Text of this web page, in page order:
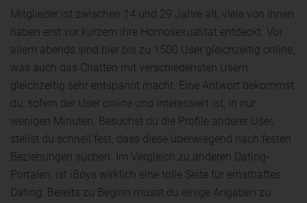
Mitglieder ist zwischen 14 und 29 Jahre alt, viele von ihnen
haben erst vor kurzem ihre Homosexualität entdeckt. Vor
allem abends sind hier bis zu 1500 User gleichzeitig online,
was auch das Chatten mit verschiedensten Usern
gleichzeitig sehr entspannt macht. Eine Antwort bekommst
du, sofern der User online und interessiert ist, in nur
wenigen Minuten. Besuchst du die Profile anderer User,
stellst du schnell fest, dass diese überwiegend nach festen
Beziehungen suchen. Im Vergleich zu anderen Dating-
Portalen, ist iBoys wirklich eine tolle Seite für ernsthaftes
Dating. Bereits zu Beginn musst du einige Angaben zu